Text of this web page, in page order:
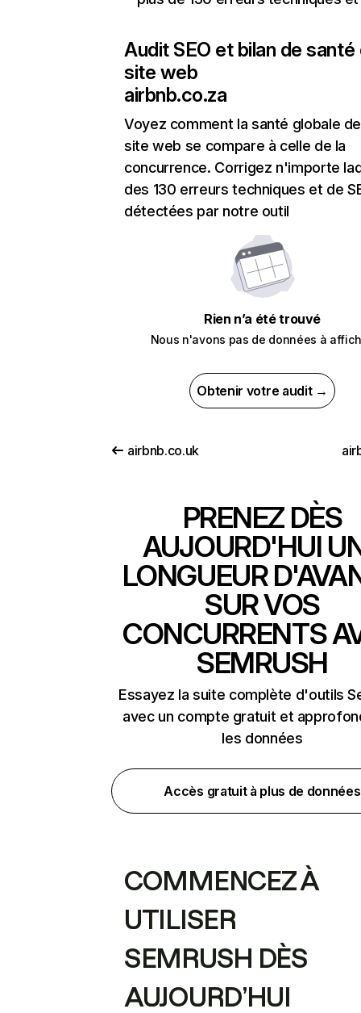
Audit SEO et bilan de santé
site web
airbnb.co.za
Voyez comment la santé globale
site web se compare à celle de la
concurrence. Corrigez n'importe
des 130 erreurs techniques et de
détectées par notre outil
Rien n’a été trouvé
Nous n'avons pas de données à
Obtenir votre audit →
airbnb.co.uk
PRENEZ DÈS
AUJOURD'HUI
LONGUEUR
SUR VOS
CONCURRENTS
SEMRUSH
Essayez la suite complète d'outils
avec un compte gratuit et
les données
Accès gratuit à plus de données
COMMENCEZ À
UTILISER
SEMRUSH DÈS
AUJOURD’HUI